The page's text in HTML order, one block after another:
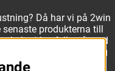
Då har vi på 2win
produkterna till
hela tiden fylla på med
till ett naturligt val för dig
alla andra märken.